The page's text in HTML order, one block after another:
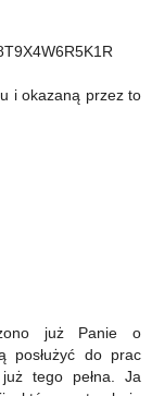
i okazaną przez to
już Panie o
posłużyć do prac
tego pełna. Ja